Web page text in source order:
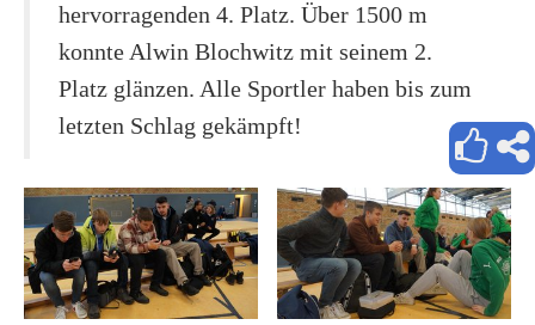
hervorragenden 4. Platz. Über 1500 m
konnte Alwin Blochwitz mit seinem 2.
Platz glänzen. Alle Sportler haben bis zum
letzten Schlag gekämpft!